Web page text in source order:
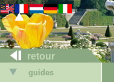
retour
guides